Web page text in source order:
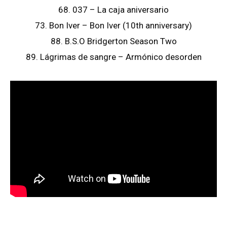
68. 037 – La caja aniversario
73. Bon Iver – Bon Iver (10th anniversary)
88. B.S.O Bridgerton Season Two
89. Lágrimas de sangre – Armónico desorden